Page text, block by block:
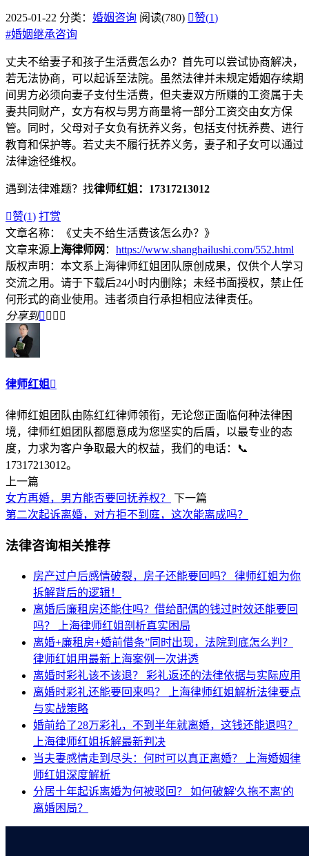
2025-01-22 分类： 婚姻咨询 阅读(780) 赞(1)
#婚姻继承咨询
丈夫不给妻子和孩子生活费怎么办？首先可以尝试协商解决，
若无法协商，可以起诉至法院。虽然法律并未规定婚姻存续期
间男方必须向妻子支付生活费，但夫妻双方所赚的工资属于夫
妻共同财产，女方有权与男方商量将一部分工资交由女方保
管。同时，父母对子女负有抚养义务，包括支付抚养费、进行
教育和保护等。若丈夫不履行抚养义务，妻子和子女可以通过
法律途径维权。
遇到法律难题？找律师红姐：17317213012
赞(1) 打赏
文章名称：《丈夫不给生活费该怎么办？》
文章来源 上海律师网 ： https://www.shanghailushi.com/552.html
版权声明：本文系上海律师红姐团队原创成果，仅供个人学习
交流之用。请于下载后24小时内删除；未经书面授权，禁止任
何形式的商业使用。违者须自行承担相应法律责任。
分享到   
律师红姐 
律师红姐团队由陈红红律师领衔，无论您正面临何种法律困
境，律师红姐团队都愿意成为您坚实的后盾，以最专业的态
度，力求为客户争取最大的权益，我们的电话：📞
17317213012。
上一篇
女方再婚，男方能否要回抚养权？
下一篇
第二次起诉离婚，对方拒不到庭，这次能离成吗？
法律咨询相关推荐
房产过户后感情破裂，房子还能要回吗？ 律师红姐为你
拆解背后的逻辑！
离婚后廉租房还能住吗？借给配偶的钱过时效还能要回
吗？
上海律师红姐剖析真实困局​​
离婚+廉租房+婚前借条”同时出现，法院到底怎么判？
律师红姐用最新上海案例一次讲透
离婚时彩礼该不该退？ 彩礼返还的法律依据与实际应用
离婚时彩礼还能要回来吗？
上海律师红姐解析法律要点
与实战策略
婚前给了28万彩礼，不到半年就离婚，这钱还能退吗？
上海律师红姐拆解最新判决
当夫妻感情走到尽头：何时可以真正离婚？
上海婚姻律
师红姐深度解析
分居十年起诉离婚为何被驳回？ 如何破解'久拖不离'的
离婚困局？